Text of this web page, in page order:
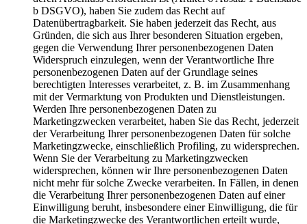
b DSGVO), haben Sie zudem das Recht auf
Datenübertragbarkeit. Sie haben jederzeit das Recht, aus
Gründen, die sich aus Ihrer besonderen Situation ergeben,
gegen die Verwendung Ihrer personenbezogenen Daten
Widerspruch einzulegen, wenn der Verantwortliche Ihre
personenbezogenen Daten auf der Grundlage seines
berechtigten Interesses verarbeitet, z. B. im Zusammenhang
mit der Vermarktung von Produkten und Dienstleistungen.
Werden Ihre personenbezogenen Daten zu
Marketingzwecken verarbeitet, haben Sie das Recht, jederzeit
der Verarbeitung Ihrer personenbezogenen Daten für solche
Marketingzwecke, einschließlich Profiling, zu widersprechen.
Wenn Sie der Verarbeitung zu Marketingzwecken
widersprechen, können wir Ihre personenbezogenen Daten
nicht mehr für solche Zwecke verarbeiten. In Fällen, in denen
die Verarbeitung Ihrer personenbezogenen Daten auf einer
Einwilligung beruht, insbesondere einer Einwilligung, die für
die Marketingzwecke des Verantwortlichen erteilt wurde,